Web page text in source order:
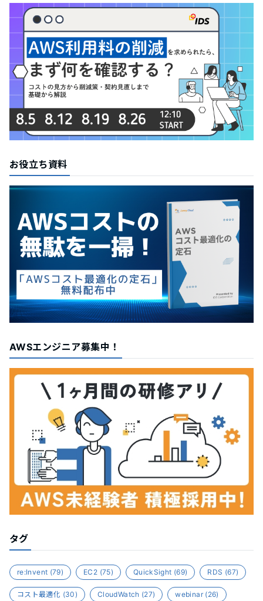
お役立ち資料
AWSエンジニア募集中！
タグ
re:Invent (79) EC2 (75) QuickSight (69) RDS (67)
コスト最適化 (30) CloudWatch (27) webinar(26)